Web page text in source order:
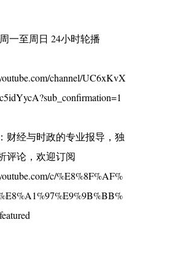
一至周日 24小时轮播
channel/UC6xKvX
财经与时政的专业报导，独
评论，欢迎订阅
c/%E8%8F%AF%